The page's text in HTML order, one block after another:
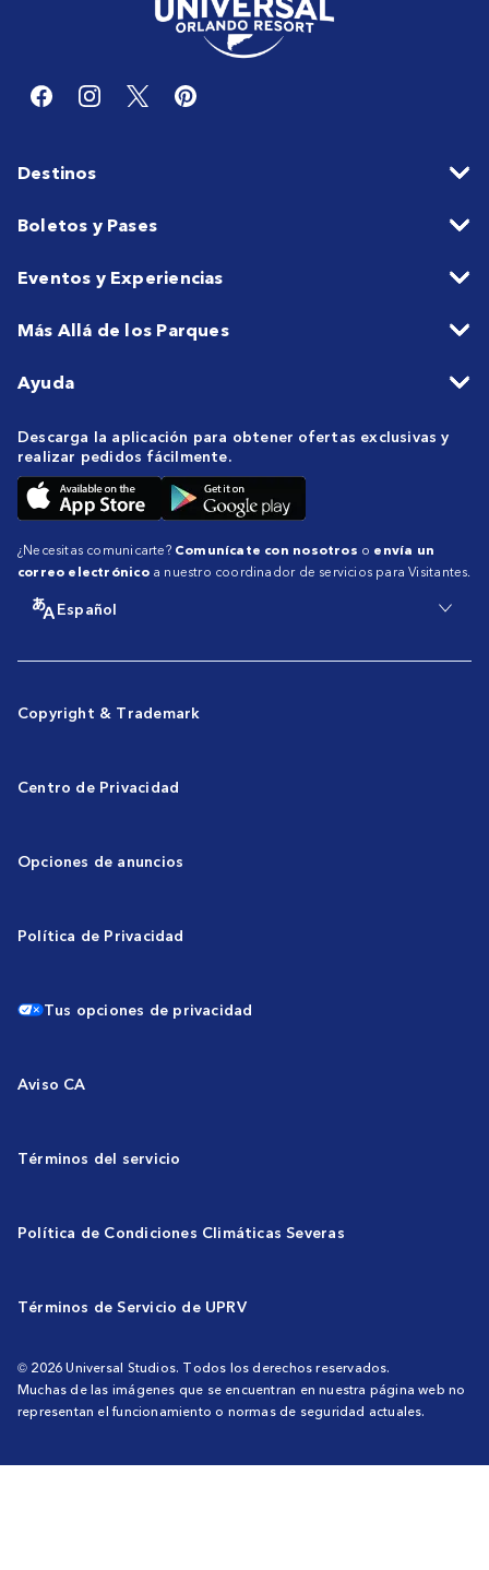
Destinos
Boletos y Pases
Eventos y Experiencias
Más Allá de los Parques
Ayuda
Descarga la aplicación para obtener ofertas exclusivas y
realizar pedidos fácilmente.
¿Necesitas comunicarte? Comunícate con nosotros o envía un
correo electrónicoa nuestro coordinador de servicios para Visitantes.
Español
Copyright & Trademark
Centro de Privacidad
Opciones de anuncios
Política de Privacidad
Tus opciones de privacidad
Aviso CA
Términos del servicio
Política de Condiciones Climáticas Severas
Términos de Servicio de UPRV
© 2026 Universal Studios. Todos los derechos reservados.
Muchas de las imágenes que se encuentran en nuestra página web no
representan el funcionamiento o normas de seguridad actuales.